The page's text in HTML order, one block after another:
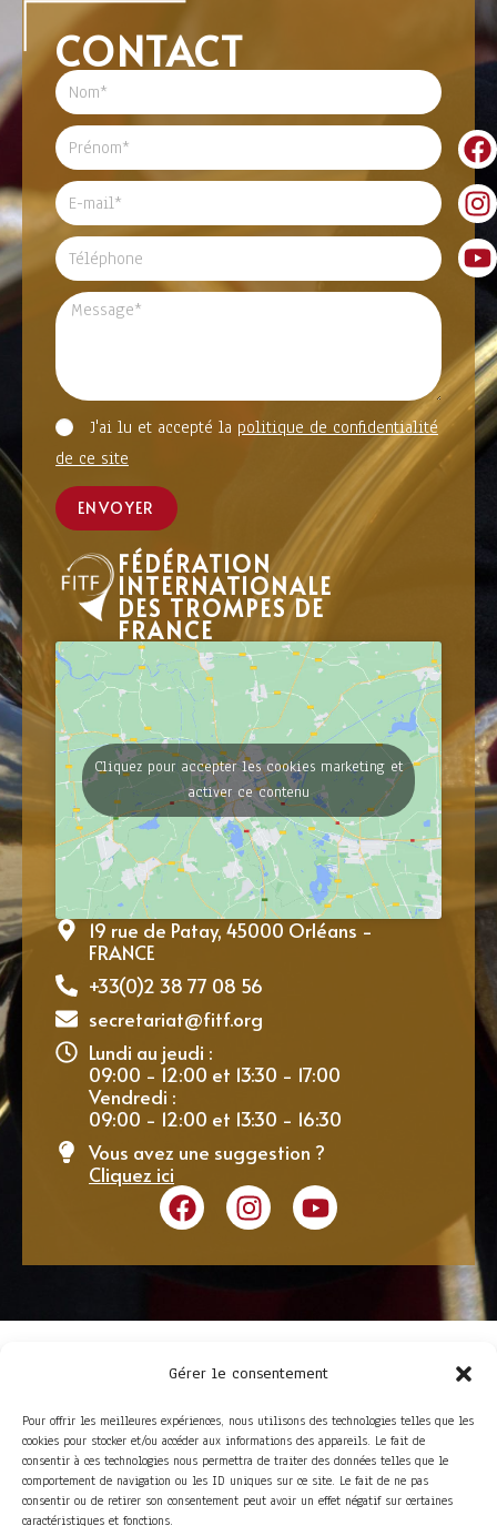
Gérer le consentement
Pour offrir les meilleures expériences, nous utilisons des technologies telles que les
cookies pour stocker et/ou accéder aux informations des appareils. Le fait de
consentir à ces technologies nous permettra de traiter des données telles que le
comportement de navigation ou les ID uniques sur ce site. Le fait de ne pas
consentir ou de retirer son consentement peut avoir un effet négatif sur certaines
caractéristiques et fonctions.
CONTACT
J'ai lu et accepté la politique de confidentialité
de ce site
ENVOYER
FÉDÉRATION
INTERNATIONALE
DES TROMPES DE
FRANCE
Cliquez pour accepter les cookies marketing et
activer ce contenu
19 rue de Patay, 45000 Orléans -
FRANCE
+33(0)2 38 77 08 56
secretariat@fitf.org
Lundi au jeudi :
09:00 - 12:00 et 13:30 - 17:00
Vendredi :
09:00 - 12:00 et 13:30 - 16:30
Vous avez une suggestion ?
Cliquez ici
ACCÈS RAPIDE